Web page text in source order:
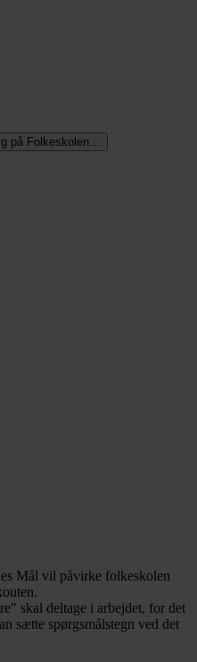
på Folkeskolen…
Mål vil påvirke folkeskolen
skal deltage i arbejdet, for det
sætte spørgsmålstegn ved det